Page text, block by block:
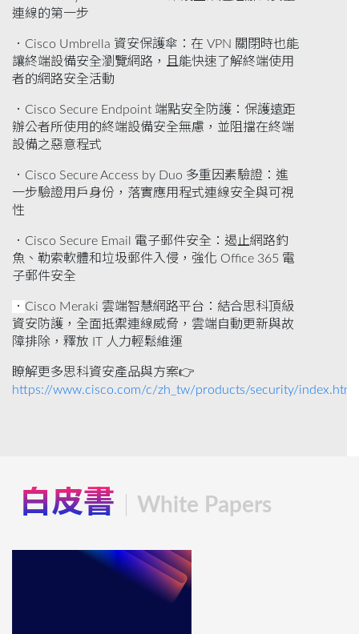
連線的第一步
．Cisco Umbrella 資安保護傘：在 VPN 關閉時也能
讓終端設備安全瀏覽網路，且能快速了解終端使用
者的網路安全活動
．Cisco Secure Endpoint 端點安全防護：保護遠距
辦公者所使用的終端設備安全無慮，並阻擋在終端
設備之惡意程式
．Cisco Secure Access by Duo 多重因素驗證：進
一步驗證用戶身份，落實應用程式連線安全與可視
性
．Cisco Secure Email 電子郵件安全：遏止網路釣
魚、勒索軟體和垃圾郵件入侵，強化 Office 365 電
子郵件安全
． Cisco Meraki 雲端智慧網路平台：結合思科頂級
資安防護，全面抵禦連線威脅，雲端自動更新與故
障排除，釋放 IT 人力輕鬆維運
瞭解更多思科資安產品與方案👉
https://www.cisco.com/c/zh_tw/products/security/index.html
白皮書 White Papers